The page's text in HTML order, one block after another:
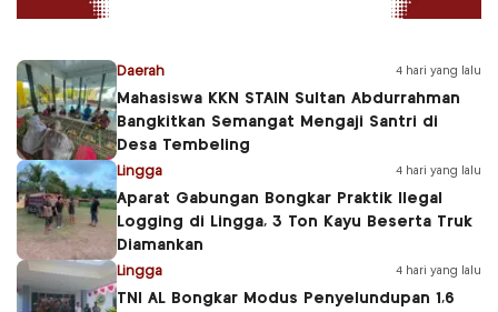
Daerah 4 hari yang lalu
Mahasiswa KKN STAIN Sultan Abdurrahman
Bangkitkan Semangat Mengaji Santri di
Desa Tembeling
Lingga 4 hari yang lalu
Aparat Gabungan Bongkar Praktik Ilegal
Logging di Lingga, 3 Ton Kayu Beserta Truk
Diamankan
Lingga 4 hari yang lalu
TNI AL Bongkar Modus Penyelundupan 1,6